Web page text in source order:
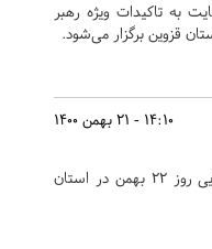
به تاکیدات ویژه رهبر
قزوین برگزار می‌شود.
14:10 - 21 بهمن 1400
همزمان با جشن چهل و سومین سالروز پیروزی انقلاب اسلامی ایران راهپیمایی روز 22 بهمن در استان